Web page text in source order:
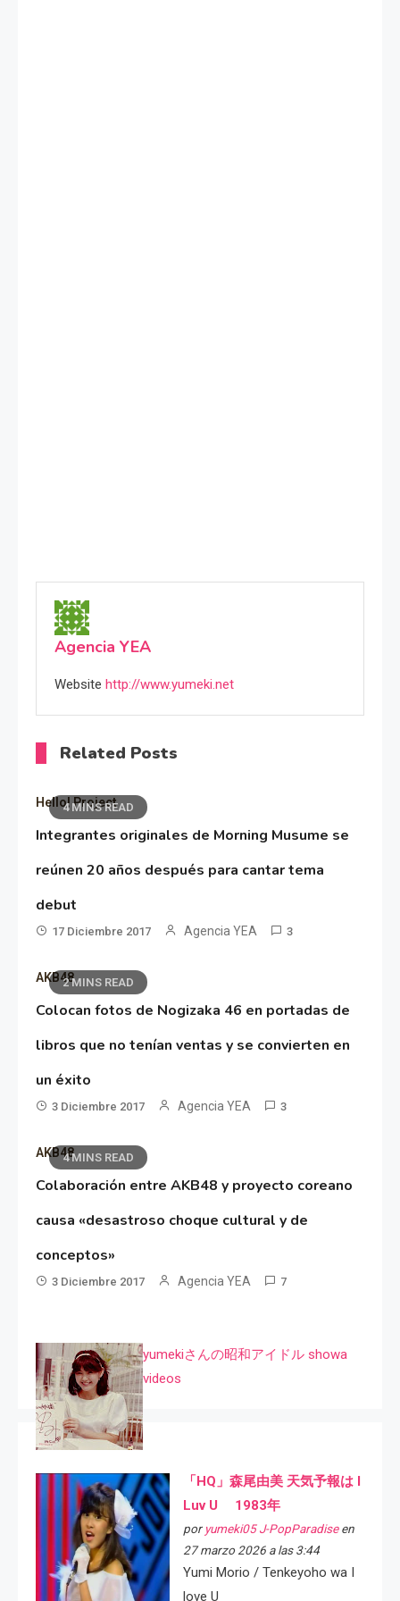
Agencia YEA
Website http://www.yumeki.net
Related Posts
4 MINS READ
Hello! Project
Integrantes originales de Morning Musume se
reúnen 20 años después para cantar tema
debut
17 Diciembre 2017 Agencia YEA 3
2 MINS READ
AKB48
Colocan fotos de Nogizaka 46 en portadas de
libros que no tenían ventas y se convierten en
un éxito
3 Diciembre 2017 Agencia YEA 3
4 MINS READ
AKB48
Colaboración entre AKB48 y proyecto coreano
causa «desastroso choque cultural y de
conceptos»
3 Diciembre 2017 Agencia YEA 7
yumekiさんの昭和アイドル showa
videos
「HQ」森尾由美 天気予報は I
Luv U 1983年
por yumeki05 J-PopParadiseen
27 marzo 2026 a las 3:44
Yumi Morio / Tenkeyoho wa I
love U